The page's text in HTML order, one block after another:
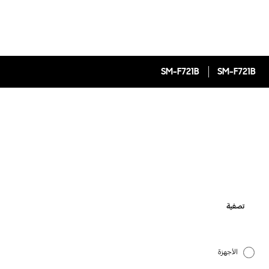
SM-F721B
SM-F721B
تصفية
الأجهزة